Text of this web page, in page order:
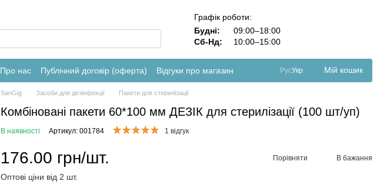
Графік роботи:
Будні:
09:00–18:00
Сб-Нд:
10:00–15:00
Про нас Публічний договір (оферта) Відгуки про магазин РусУкр Мій кошик
SanGig Засоби для дезінфекції Пакети для стерилізації
Комбіновані пакети 60*100 мм ДЕЗІК для стерилізації (100 шт/уп)
В наявності Артикул: 001784 1 відгук
176.00 грн/шт. Порівняти В бажання
Оптові ціни від 2 шт.